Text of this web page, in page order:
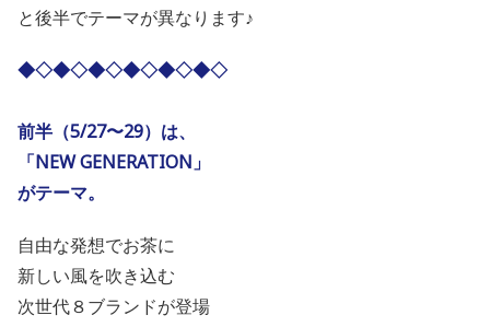
と後半でテーマが異なります♪
◆◇◆◇◆◇◆◇◆◇◆◇
前半（5/27〜29）は、
「NEW GENERATION」
がテーマ。
自由な発想でお茶に
新しい風を吹き込む
次世代８ブランドが登場